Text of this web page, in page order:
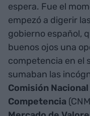
espera. Fue el
empezó a digerir
gobierno español,
buenos ojos una
competencia en el
sumaban las
Comisión
Competencia